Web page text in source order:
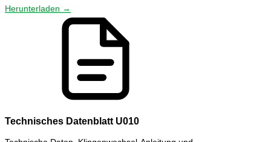
Herunterladen →
Technisches Datenblatt U010